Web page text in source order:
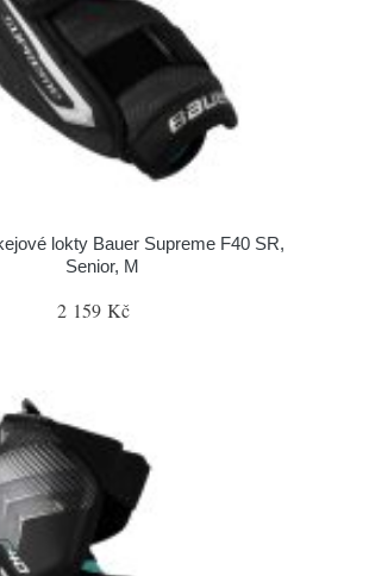
lokty Bauer Supreme F40 SR,
Senior, M
2 159 Kč